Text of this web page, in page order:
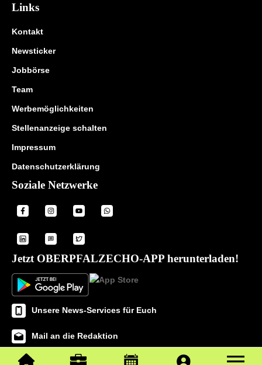
Links
Kontakt
Newsticker
Jobbörse
Team
Werbemöglichkeiten
Stellenanzeige schalten
Impressum
Datenschutzerklärung
Soziale Netzwerke
Jetzt OBERPFALZECHO-APP herunterladen!
Unsere News-Services für Euch
Mail an die Redaktion